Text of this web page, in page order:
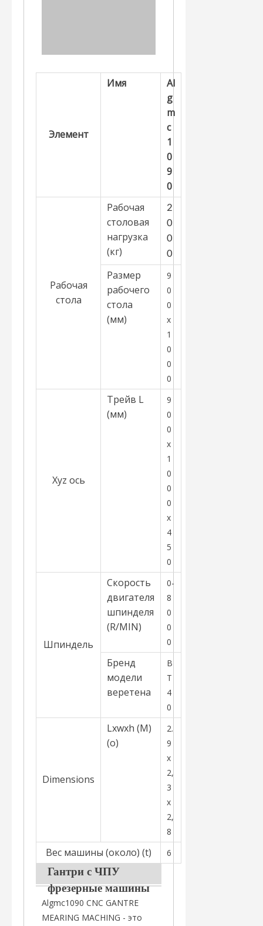
Элемент
Имя
Al
g
m
c
1
0
9
0
Рабочая
стола
Рабочая
столовая
нагрузка
(кг)
2
0
0
0
Размер
рабочего
стола
(мм)
9
0
0
x
1
0
0
0
Xyz ось
Трейв L
(мм)
9
0
0
x
1
0
0
0
x
4
5
0
Шпиндель
Скорость
двигателя
шпинделя
(R/MIN)
0-
8
0
0
0
Бренд
модели
веретена
B
T
4
0
Dimensions
Lxwxh (M)
(о)
2.
9
x
2,
3
x
2,
8
Вес машины (около) (t) 6
Гантри с ЧПУ
фрезерные машины
Algmc1090 CNC GANTRE
MEARING MACHING - это